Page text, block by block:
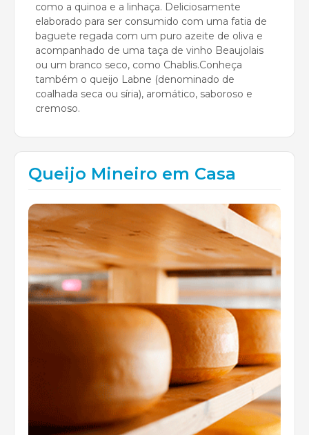
como a quinoa e a linhaça. Deliciosamente
elaborado para ser consumido com uma fatia de
baguete regada com um puro azeite de oliva e
acompanhado de uma taça de vinho Beaujolais
ou um branco seco, como Chablis.Conheça
também o queijo Labne (denominado de
coalhada seca ou síria), aromático, saboroso e
cremoso.
Queijo Mineiro em Casa